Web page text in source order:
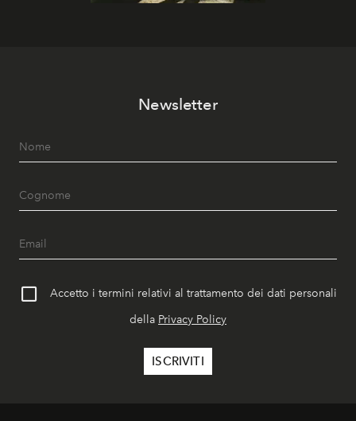
Newsletter
Accetto i termini relativi al trattamento dei dati personali
della Privacy Policy